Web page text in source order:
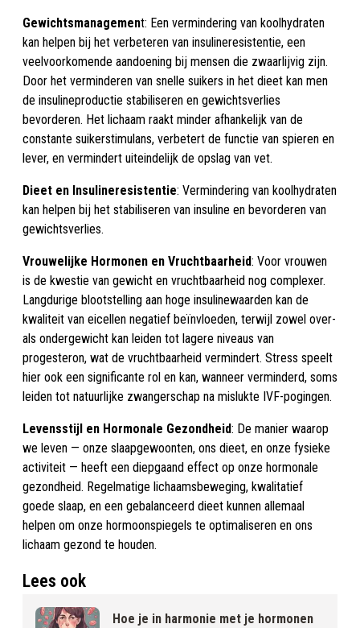
Gewichtsmanagement: Een vermindering van koolhydraten
kan helpen bij het verbeteren van insulineresistentie, een
veelvoorkomende aandoening bij mensen die zwaarlijvig zijn.
Door het verminderen van snelle suikers in het dieet kan men
de insulineproductie stabiliseren en gewichtsverlies
bevorderen. Het lichaam raakt minder afhankelijk van de
constante suikerstimulans, verbetert de functie van spieren en
lever, en vermindert uiteindelijk de opslag van vet.
Dieet en Insulineresistentie: Vermindering van koolhydraten
kan helpen bij het stabiliseren van insuline en bevorderen van
gewichtsverlies.
Vrouwelijke Hormonen en Vruchtbaarheid: Voor vrouwen
is de kwestie van gewicht en vruchtbaarheid nog complexer.
Langdurige blootstelling aan hoge insulinewaarden kan de
kwaliteit van eicellen negatief beïnvloeden, terwijl zowel over-
als ondergewicht kan leiden tot lagere niveaus van
progesteron, wat de vruchtbaarheid vermindert. Stress speelt
hier ook een significante rol en kan, wanneer verminderd, soms
leiden tot natuurlijke zwangerschap na mislukte IVF-pogingen.
Levensstijl en Hormonale Gezondheid: De manier waarop
we leven — onze slaapgewoonten, ons dieet, en onze fysieke
activiteit — heeft een diepgaand effect op onze hormonale
gezondheid. Regelmatige lichaamsbeweging, kwalitatief
goede slaap, en een gebalanceerd dieet kunnen allemaal
helpen om onze hormoonspiegels te optimaliseren en ons
lichaam gezond te houden.
Lees ook
Hoe je in harmonie met je hormonen